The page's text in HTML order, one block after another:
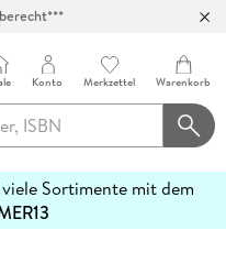
Konto Merkzettel Warenkorb
Sortimente mit dem